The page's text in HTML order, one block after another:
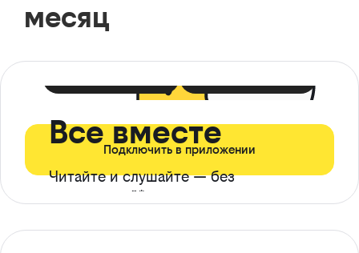
месяц
Все вместе
Читайте и слушайте — без
ограничений*
Подключить в приложении